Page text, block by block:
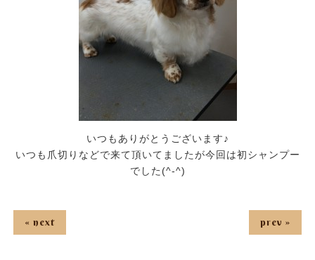
いつもありがとうございます♪
いつも爪切りなどで来て頂いてましたが今回は初シャンプー
でした(^-^)
« next prev »